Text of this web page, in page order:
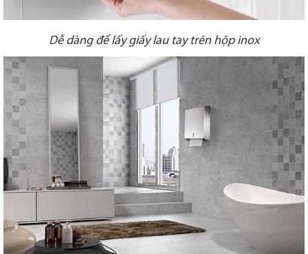
Dễ dàng để lấy giấy lau tay trên hộp inox